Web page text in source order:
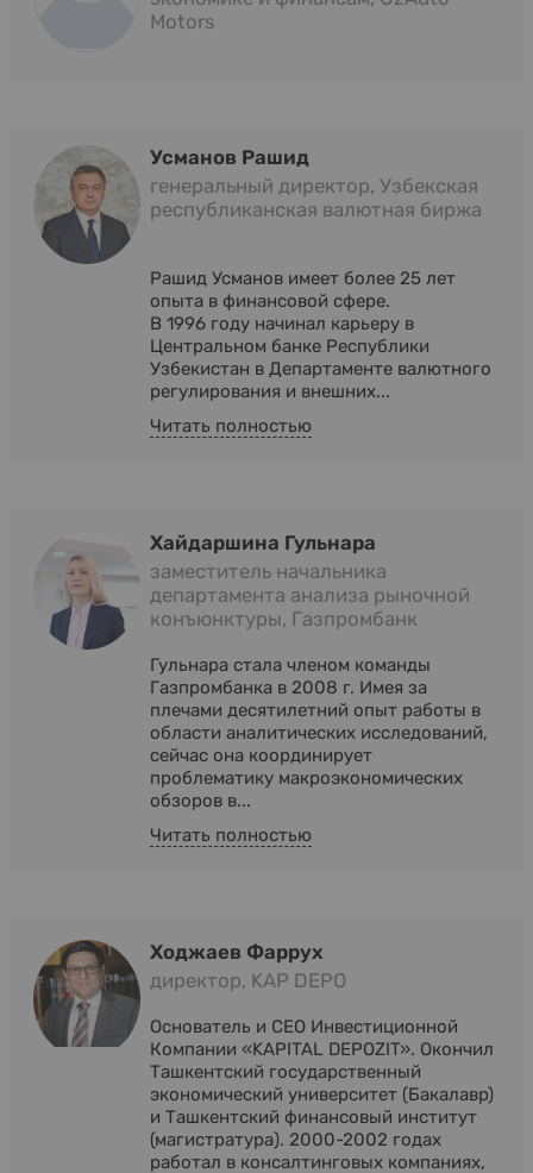
Motors
Усманов Рашид
генеральный директор, Узбекская
республиканская валютная биржа
Рашид Усманов имеет более 25 лет
опыта в финансовой сфере.
В 1996 году начинал карьеру в
Центральном банке Республики
Узбекистан в Департаменте валютного
регулирования и внешних...
Читать полностью
Хайдаршина Гульнара
заместитель начальника
департамента анализа рыночной
конъюнктуры, Газпромбанк
Гульнара стала членом команды
Газпромбанка в 2008 г. Имея за
плечами десятилетний опыт работы в
области аналитических исследований,
сейчас она координирует
проблематику макроэкономических
обзоров в...
Читать полностью
Ходжаев Фаррух
директор, KAP DEPO
Основатель и CEO Инвестиционной
Компании «KAPITAL DEPOZIT». Окончил
Ташкентский государственный
экономический университет (Бакалавр)
и Ташкентский финансовый институт
(магистратура). 2000-2002 годах
работал в консалтинговых компаниях,